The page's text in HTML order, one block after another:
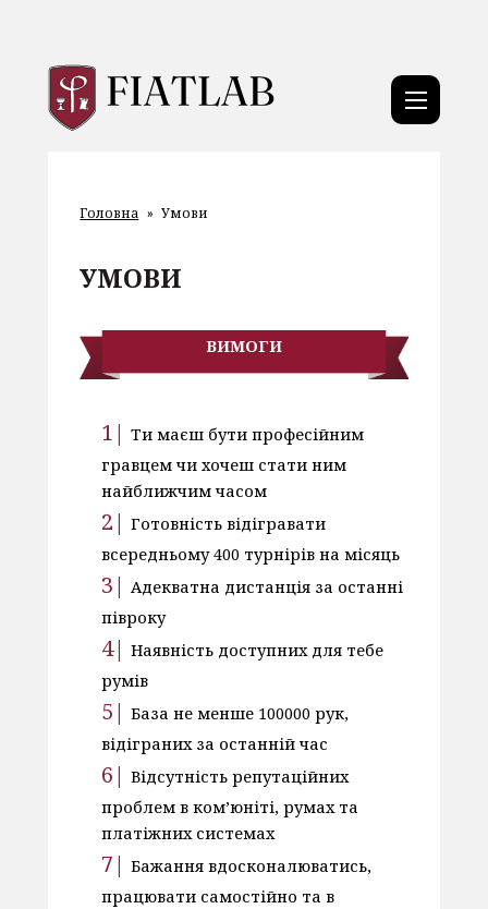
Головна » Умови
УМОВИ
ВИМОГИ
Ти маєш бути професійним
гравцем чи хочеш стати ним
найближчим часом
Готовність відігравати
всередньому 400 турнірів на місяць
Адекватна дистанція за останні
півроку
Наявність доступних для тебе
румів
База не менше 100000 рук,
відіграних за останній час
Відсутність репутаційних
проблем в ком’юніті, румах та
платіжних системах
Бажання вдосконалюватись,
працювати самостійно та в